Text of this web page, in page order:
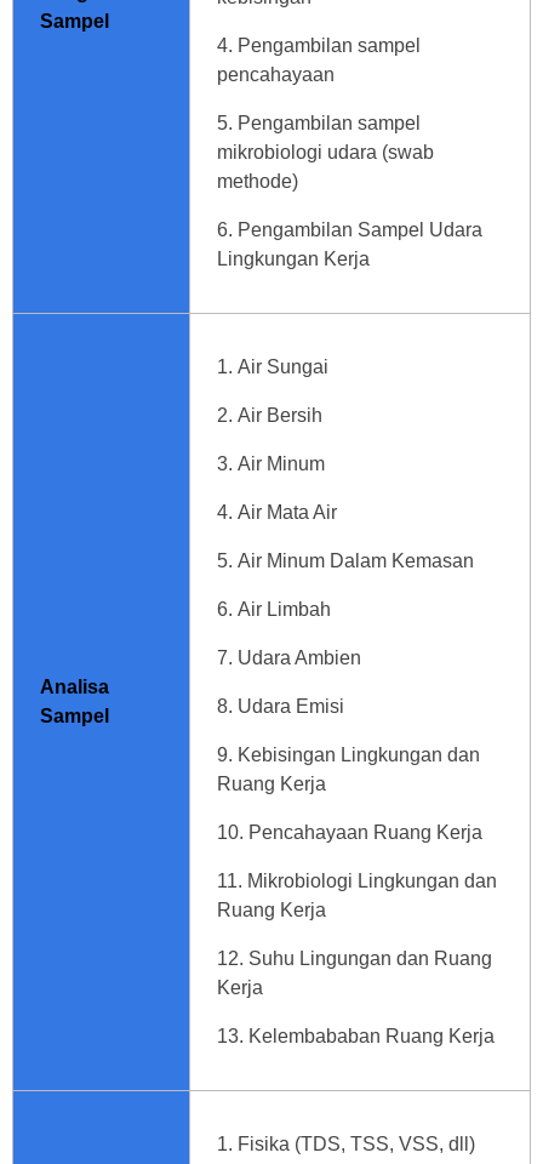
Sampel
Pengambilan sampel
pencahayaan
Pengambilan sampel
mikrobiologi udara (swab
methode)
Pengambilan Sampel Udara
Lingkungan Kerja
Analisa
Sampel
Air Sungai
Air Bersih
Air Minum
Air Mata Air
Air Minum Dalam Kemasan
Air Limbah
Udara Ambien
Udara Emisi
Kebisingan Lingkungan dan
Ruang Kerja
Pencahayaan Ruang Kerja
Mikrobiologi Lingkungan dan
Ruang Kerja
Suhu Lingungan dan Ruang
Kerja
Kelembababan Ruang Kerja
Fisika (TDS, TSS, VSS, dll)